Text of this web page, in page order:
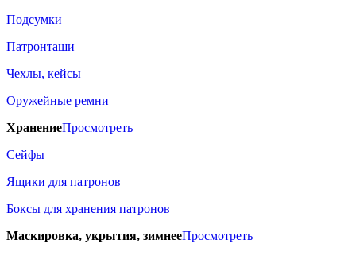
Подсумки
Патронташи
Чехлы, кейсы
Оружейные ремни
ХранениеПросмотреть
Сейфы
Ящики для патронов
Боксы для хранения патронов
Маскировка, укрытия, зимнееПросмотреть